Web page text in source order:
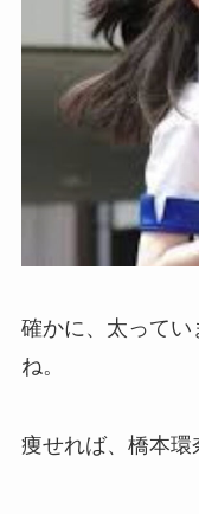
確かに、太ってい
ね。
痩せれば、橋本環